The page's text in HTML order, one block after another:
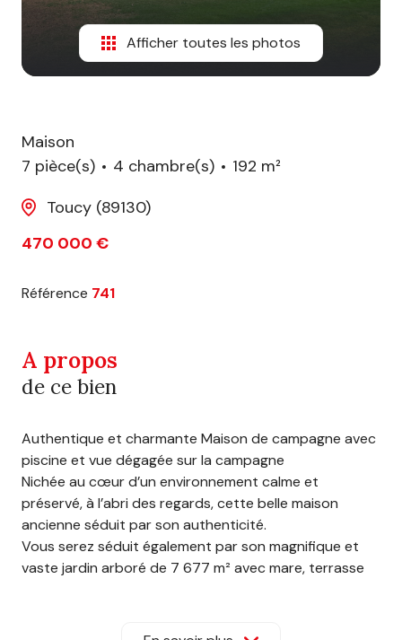
Afficher toutes les photos
Maison
7 pièce(s)
4 chambre(s)
192 m²
Toucy (89130)
470 000 €
Référence 741
A propos
de ce bien
Authentique et charmante Maison de campagne avec
piscine et vue dégagée sur la campagne
Nichée au cœur d’un environnement calme et
préservé, à l’abri des regards, cette belle maison
ancienne séduit par son authenticité.
Vous serez séduit également par son magnifique et
vaste jardin arboré de 7 677 m² avec mare, terrasse
environnante, le village, l’église et le château.